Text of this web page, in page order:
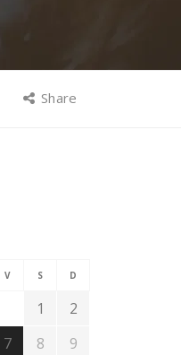
Share
V S D
1
2
7 8
9